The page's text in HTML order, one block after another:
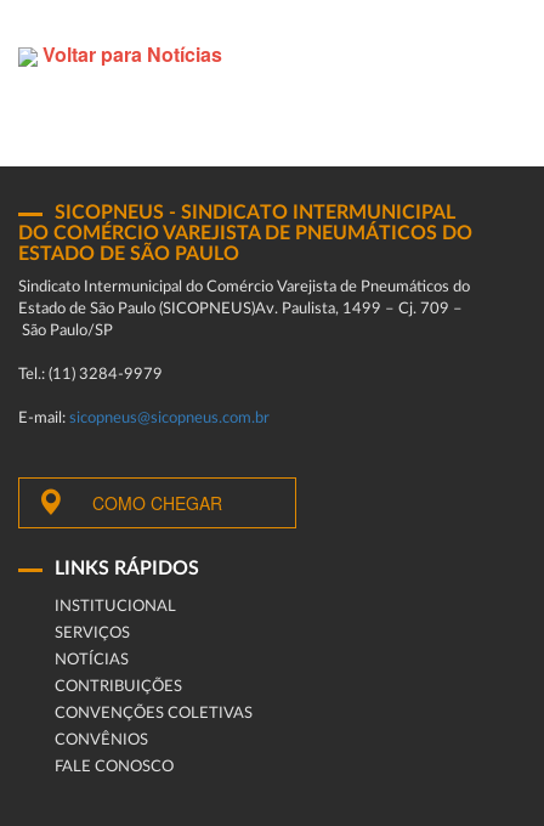
Voltar para Notícias
SICOPNEUS - SINDICATO INTERMUNICIPAL
DO COMÉRCIO VAREJISTA DE PNEUMÁTICOS DO
ESTADO DE SÃO PAULO
Sindicato Intermunicipal do Comércio Varejista de Pneumáticos do
Estado de São Paulo (SICOPNEUS)Av. Paulista, 1499 – Cj. 709 –
São Paulo/SP
Tel.: (11) 3284-9979
E-mail: sicopneus@sicopneus.com.br
COMO CHEGAR
LINKS RÁPIDOS
INSTITUCIONAL
SERVIÇOS
NOTÍCIAS
CONTRIBUIÇÕES
CONVENÇÕES COLETIVAS
CONVÊNIOS
FALE CONOSCO